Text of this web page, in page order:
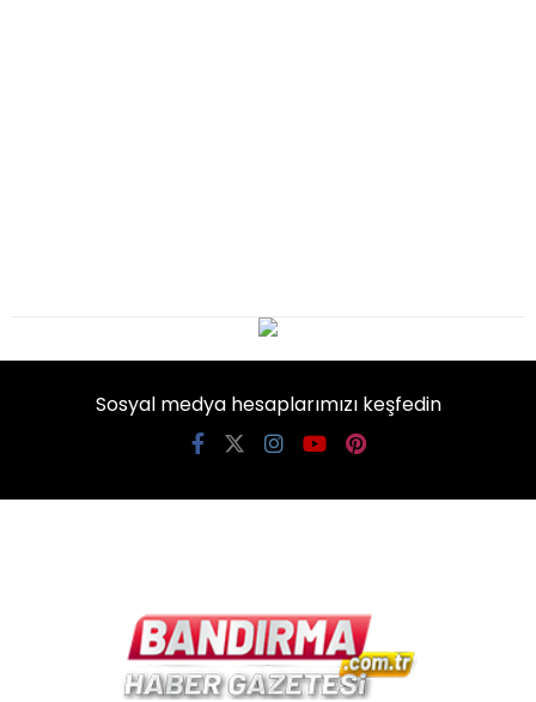
Sosyal medya hesaplarımızı keşfedin